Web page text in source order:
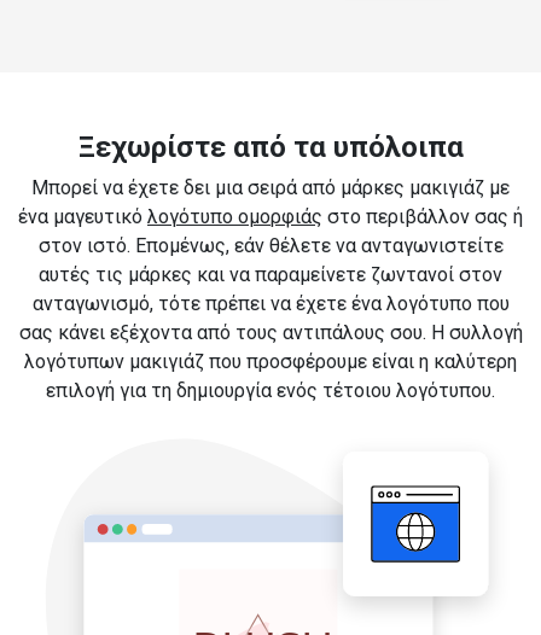
Ξεχωρίστε από τα υπόλοιπα
Μπορεί να έχετε δει μια σειρά από μάρκες μακιγιάζ με
ένα μαγευτικό λογότυπο ομορφιάς στο περιβάλλον σας ή
στον ιστό. Επομένως, εάν θέλετε να ανταγωνιστείτε
αυτές τις μάρκες και να παραμείνετε ζωντανοί στον
ανταγωνισμό, τότε πρέπει να έχετε ένα λογότυπο που
σας κάνει εξέχοντα από τους αντιπάλους σου. Η συλλογή
λογότυπων μακιγιάζ που προσφέρουμε είναι η καλύτερη
επιλογή για τη δημιουργία ενός τέτοιου λογότυπου.